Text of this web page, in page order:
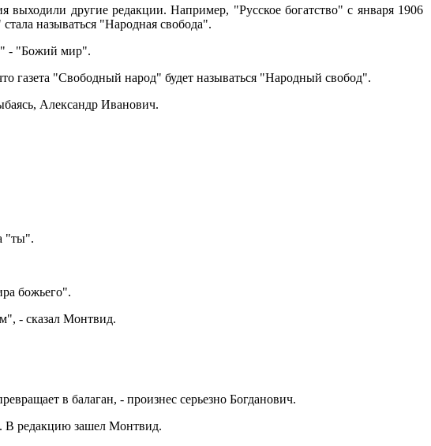
другие редакции. Например, "Русское богатство" с января 1906
называться "Народная свобода".
- "Божий мир".
газета "Свободный народ" будет называться "Народный свобод".
Александр Иванович.
"ты".
божьего".
- сказал Монтвид.
в балаган, - произнес серьезно Богданович.
В редакцию зашел Монтвид.